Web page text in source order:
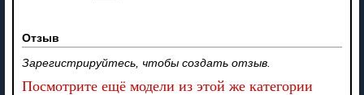
Отзыв
Зарегистрируйтесь, чтобы создать отзыв.
Посмотрите ещё модели из этой же категории